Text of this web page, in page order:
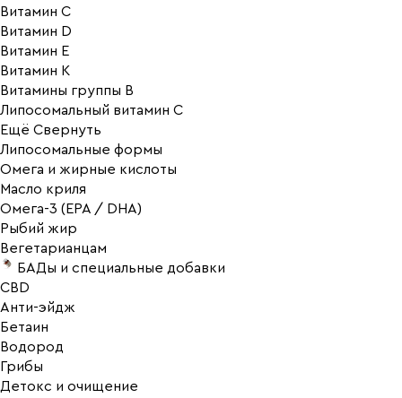
Витамин C
Витамин D
Витамин E
Витамин K
Витамины группы B
Липосомальный витамин C
Ещё Свернуть
Липосомальные формы
Омега и жирные кислоты
Масло криля
Омега-3 (EPA / DHA)
Рыбий жир
Вегетарианцам
БАДы и специальные добавки
CBD
Анти-эйдж
Бетаин
Водород
Грибы
Детокс и очищение